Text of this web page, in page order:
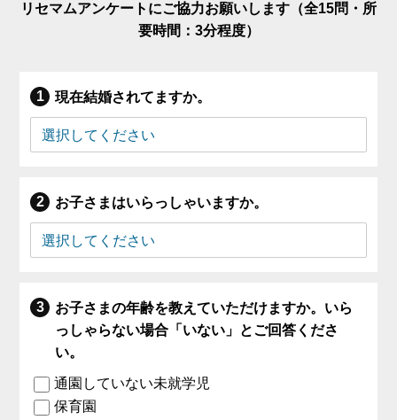
リセマムアンケートにご協力お願いします（全15問・所
要時間：3分程度）
現在結婚されてますか。
お子さまはいらっしゃいますか。
お子さまの年齢を教えていただけますか。いら
っしゃらない場合「いない」とご回答くださ
い。
通園していない未就学児
保育園